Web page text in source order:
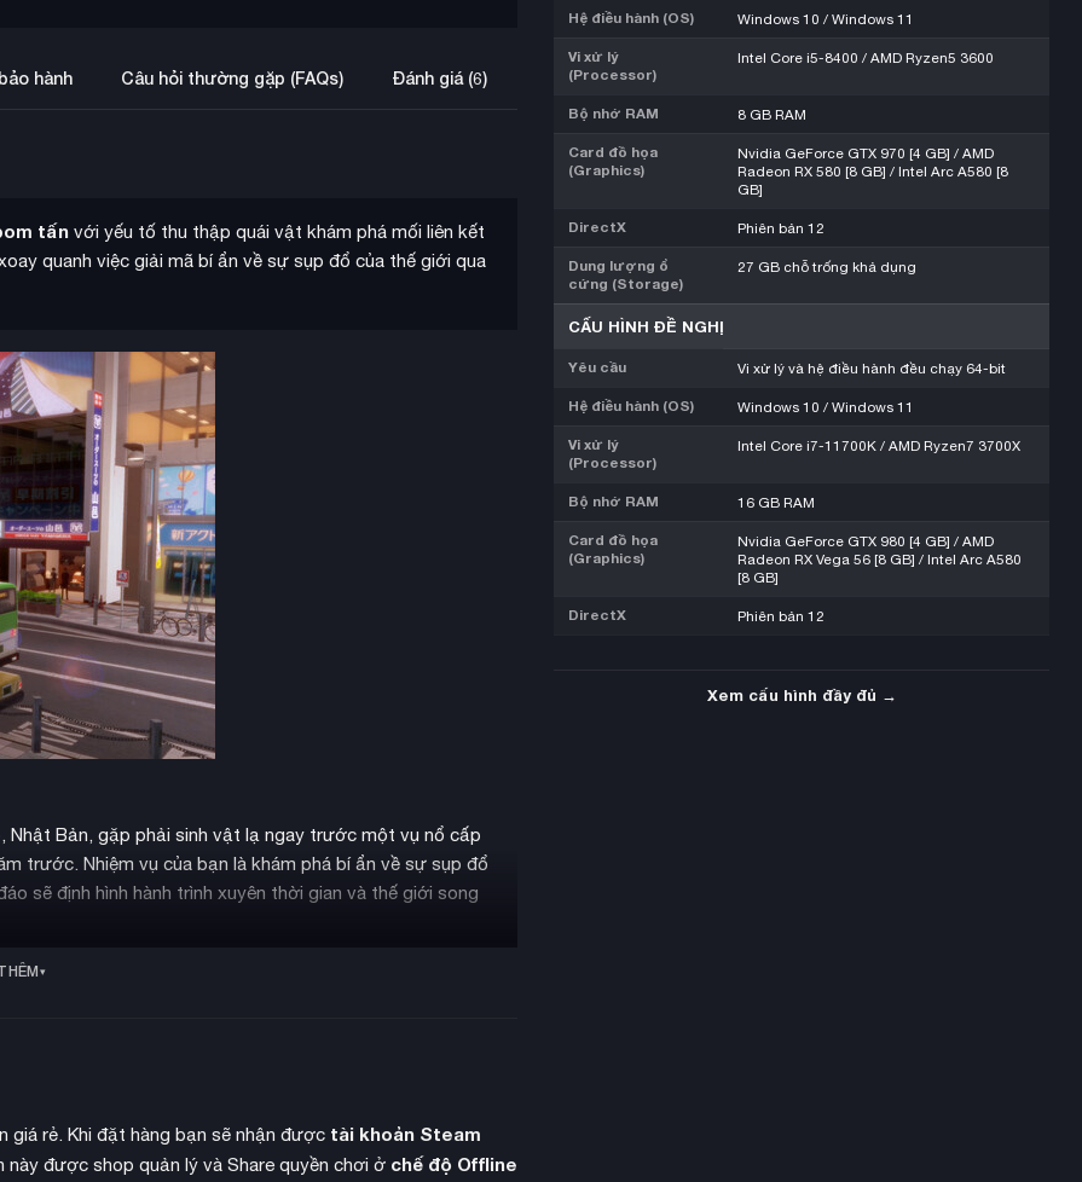
hành Câu hỏi thường gặp (FAQs) Đánh giá (6)
tấn với yếu tố thu thập quái vật khám phá mối liên kết
quanh việc giải mã bí ẩn về sự sụp đổ của thế giới qua
Nhật Bản, gặp phải sinh vật lạ ngay trước một vụ nổ cấp
trước. Nhiệm vụ của bạn là khám phá bí ẩn về sự sụp đổ
sẽ định hình hành trình xuyên thời gian và thế giới song
giá rẻ. Khi đặt hàng bạn sẽ nhận được tài khoản Steam
được shop quản lý và Share quyền chơi ở chế độ Offline
Hệ điều hành (OS) Windows 10 / Windows 11
Vi xử lý
(Processor)
Intel Core i5-8400 / AMD Ryzen5 3600
Bộ nhớ RAM 8 GB RAM
Card đồ họa
(Graphics)
Nvidia GeForce GTX 970 [4 GB] / AMD
Radeon RX 580 [8 GB] / Intel Arc A580 [8
GB]
DirectX Phiên bản 12
Dung lượng ổ
cứng (Storage)
27 GB chỗ trống khả dụng
CẤU HÌNH ĐỀ NGHỊ
Yêu cầu Vi xử lý và hệ điều hành đều chạy 64-bit
Hệ điều hành (OS) Windows 10 / Windows 11
Vi xử lý
(Processor)
Intel Core i7-11700K / AMD Ryzen7 3700X
Bộ nhớ RAM 16 GB RAM
Card đồ họa
(Graphics)
Nvidia GeForce GTX 980 [4 GB] / AMD
Radeon RX Vega 56 [8 GB] / Intel Arc A580
[8 GB]
DirectX Phiên bản 12
Xem cấu hình đầy đủ →